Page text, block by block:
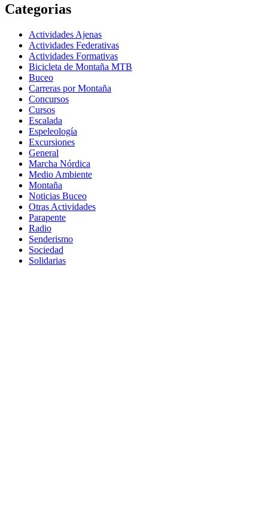
Categorias
Actividades Ajenas
Actividades Federativas
Actividades Formativas
Bicicleta de Montaña MTB
Buceo
Carreras por Montaña
Concursos
Cursos
Escalada
Espeleología
Excursiones
General
Marcha Nórdica
Medio Ambiente
Montaña
Noticias Buceo
Otras Actividades
Parapente
Radio
Senderismo
Sociedad
Solidarias